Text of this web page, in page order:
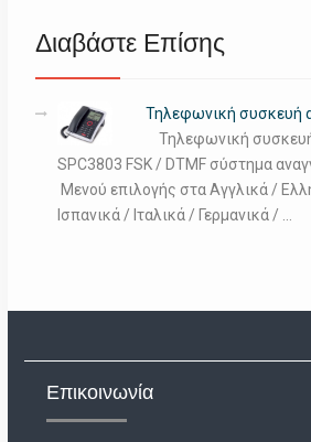
Διαβάστε Επίσης
Τηλεφωνική συσκευή
Τηλεφωνική
SPC3803 FSK / DTMF σύστημα
Μενού επιλογής στα Αγγλικά /
Ισπανικά / Ιταλικά / Γερμανικά / …
Επικοινωνία